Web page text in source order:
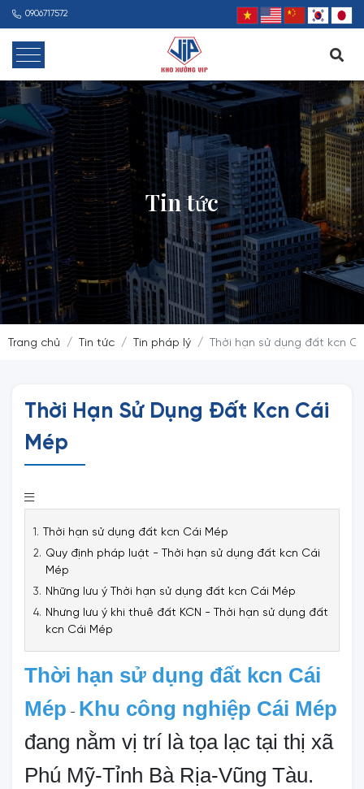
0906717572
Tin tức
Trang chủ Tin tức Tin pháp lý Thời hạn sử dụng đất kcn
Thời Hạn Sử Dụng Đất Kcn Cái
Mép
Thời hạn sử dụng đất kcn Cái Mép
Quy định pháp luật - Thời hạn sử dụng đất kcn Cái
Mép
Những lưu ý Thời hạn sử dụng đất kcn Cái Mép
Nhưng lưu ý khi thuê đất KCN - Thời hạn sử dụng đất
kcn Cái Mép
Thời hạn sử dụng đất kcn Cái
Mép - Khu công nghiệp Cái Mép
đang nằm vị trí là tọa lạc tại thị xã
Phú Mỹ-Tỉnh Bà Rịa-Vũng Tàu.